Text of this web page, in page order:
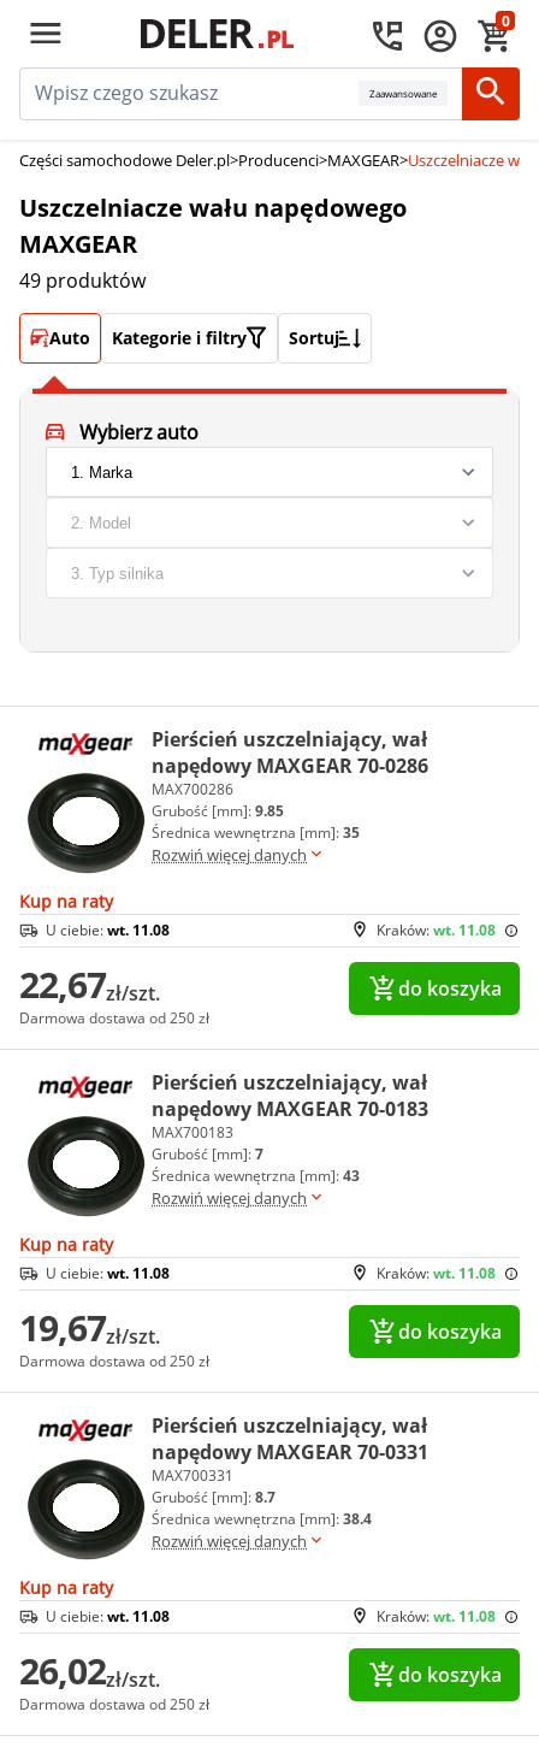
0
Zaawansowane
Części samochodowe Deler.pl>Producenci>MAXGEAR>Uszczelniacze
Uszczelniacze wału napędowego
MAXGEAR
49 produktów
Auto Kategorie i filtry Sortuj
Wybierz auto
Pierścień uszczelniający, wał
napędowy MAXGEAR 70-0286
MAX700286
Grubość [mm]:9.85
Średnica wewnętrzna [mm]:35
Rozwiń więcej danych
Kup na raty
Kraków:wt. 11.08
U ciebie:wt. 11.08
22,67zł/szt.
Darmowa dostawa od 250 zł
do koszyka
Pierścień uszczelniający, wał
napędowy MAXGEAR 70-0183
MAX700183
Grubość [mm]:7
Średnica wewnętrzna [mm]:43
Rozwiń więcej danych
Kup na raty
Kraków:wt. 11.08
U ciebie:wt. 11.08
19,67zł/szt.
Darmowa dostawa od 250 zł
do koszyka
Pierścień uszczelniający, wał
napędowy MAXGEAR 70-0331
MAX700331
Grubość [mm]:8.7
Średnica wewnętrzna [mm]:38.4
Rozwiń więcej danych
Kup na raty
Kraków:wt. 11.08
U ciebie:wt. 11.08
26,02zł/szt.
Darmowa dostawa od 250 zł
do koszyka